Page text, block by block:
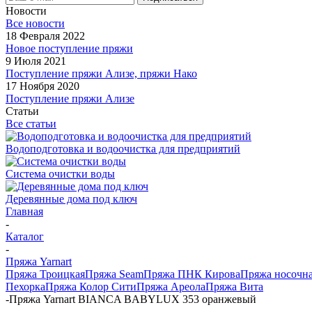
Новости
Все новости
18 Февраля 2022
Новое поступление пряжи
9 Июля 2021
Поступление пряжи Ализе, пряжи Нако
17 Ноября 2020
Поступление пряжи Ализе
Статьи
Все статьи
Водоподготовка и водоочистка для предприятий
Система очистки воды
Деревянные дома под ключ
Главная
-
Каталог
-
Пряжа Yarnart
Пряжа ТроицкаяПряжа SeamПряжа ПНК КироваПряжа
ПехоркаПряжа Колор СитиПряжа АреолаПряжа Вита
-Пряжа Yarnart BIANCA BABYLUX 353 оранжевый